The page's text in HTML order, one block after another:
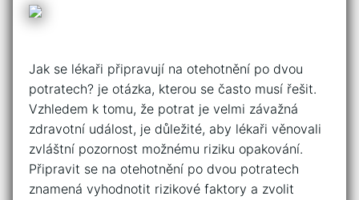
Jak se lékaři připravují na otehotnění po dvou
potratech? je otázka, kterou se často musí řešit.
Vzhledem k tomu, že potrat je velmi závažná
zdravotní událost, je důležité, aby lékaři věnovali
zvláštní pozornost možnému riziku opakování.
Připravit se na otehotnění po dvou potratech
znamená vyhodnotit rizikové faktory a zvolit